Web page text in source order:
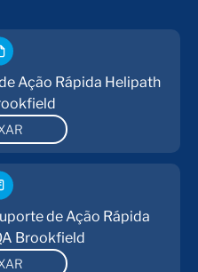
Ação Rápida Helipath
de Ação Rápida
Brookfield